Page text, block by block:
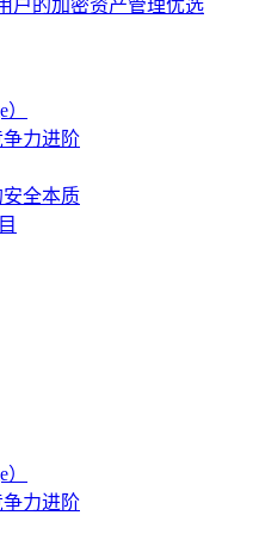
户的加密资产管理优选
力进阶
全本质
力进阶